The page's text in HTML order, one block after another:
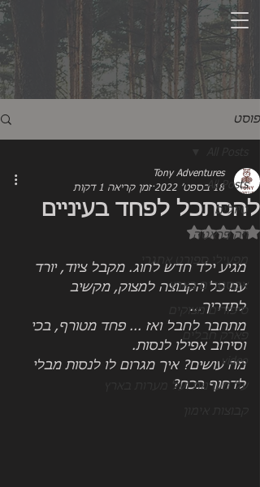
פוסט
All Posts
טיולים
ויה פראטה
מפעילי ספורט אתגרי
אקסטרים בארץ
סיפורים מצוקים
video
על מערנות ועל מערות בארץ
להסתכל לפחד בעיניים
Tony Adventures
18 בספט׳ 2022
זמן קריאה 1 דקות
דירוג של NaN מתוך 5 כוכבים
מגיע ילד חדש לחוג. מקבל ציוד, יורד
עם כל הקבוצה למצוק, מקשיב
לתדריך...
מתחבר לחבל ואז ... פחד מטורף, בכי
וסירוב אפילו לנסות.
מה עושים? איך מגרום לו לנסות מבלי
לדחוף בכח?